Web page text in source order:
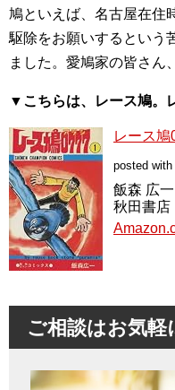
鳩といえば、名古屋在住
駆除をお願いするという
ました。愛鳩家の皆さん
▼こちらは、レース鳩。
レース鳩
posted with
飯森 広一
秋田書店
ご相談はお気軽